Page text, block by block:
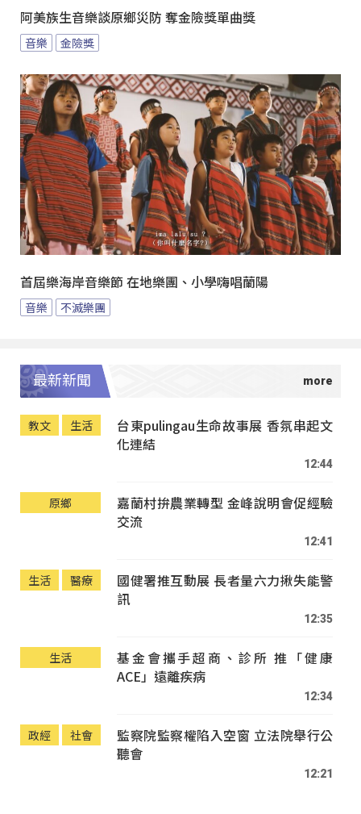
阿美族生音樂談原鄉災防 奪金險獎單曲獎
音樂 金險獎
首屆樂海岸音樂節 在地樂團、小學嗨唱蘭陽
音樂 不滅樂團
最新新聞
教文 生活
台東pulingau生命故事展 香氛串起文
化連結
12:44
原鄉
嘉蘭村拚農業轉型 金峰說明會促經驗
交流
12:41
生活 醫療
國健署推互動展 長者量六力揪失能警
訊
12:35
生活
基金會攜手超商、診所 推「健康
ACE」遠離疾病
12:34
政經 社會
監察院監察權陷入空窗 立法院舉行公
聽會
12:21